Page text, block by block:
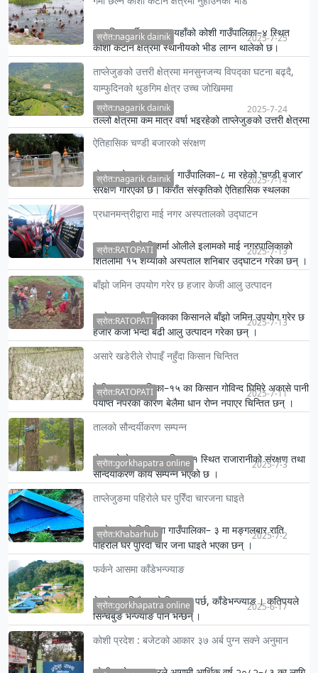
अत्यधिक गर्मीका कारण यहाँको कोशी गाउँपालिका–४ स्थित
कोशी कटान क्षेत्रमा स्थानीयको भीड लाग्न थालेको छ।
स्रोत:nagarik dainik 2025-7-25
ताप्लेजुङको उत्तरी क्षेत्रमा मनसुनजन्य विपद्का घटना बढ्दै,
याम्फुदिनको थुङगिम क्षेत्र उच्च जोखिममा
तल्लो क्षेत्रमा कम मात्र वर्षा भइरहेको ताप्लेजुङको उत्तरी क्षेत्रमा
मनसुनजन्य विपद्का घटना बढ्दै गएका छन्।
स्रोत:nagarik dainik 2025-7-24
ऐतिहासिक चण्डी बजारको संरक्षण
भोजपुरको रामप्रसादराई गाउँपालिका–८ मा रहेको ‘चण्डी बजार’
संरक्षण गरिएको छ। किराँत संस्कृतिको ऐतिहासिक स्थलका
स्रोत:nagarik dainik 2025-7-14
प्रधानमन्त्रीद्वारा माई नगर अस्पतालको उद्घाटन
प्रधानमन्त्री केपी शर्मा ओलीले इलामको माई नगरपालिकाको
शितलीमा १५ शय्याको अस्पताल शनिबार उद्घाटन गरेका छन् ।
स्रोत:RATOPATI 2025-7-13
बाँझो जमिन उपयोग गरेर छ हजार केजी आलु उत्पादन
जन्तेढुङ्गा गाउँपालिकाका किसानले बाँझो जमिन उपयोग गरेर छ
हजार केजी भन्दा बढी आलु उत्पादन गरेका छन् ।
स्रोत:RATOPATI 2025-7-13
असारे खडेरीले रोपाइँ नहुँदा किसान चिन्तित
मेचीनगर नगरपालिका–१५ का किसान गोविन्द घिमिरे अकासे पानी
पर्याप्त नपरेका कारण बेलैमा धान रोप्न नपाएर चिन्तित छन् ।
स्रोत:RATOPATI 2025-7-11
तालको सौन्दर्यीकरण सम्पन्न
मोरङको लेटाङ नगरपालिका–१ स्थित राजारानीको संरक्षण तथा
सौन्दर्यीकरण कार्य सम्पन्न भएको छ ।
स्रोत:gorkhapatra online 2025-7-3
ताप्लेजुङमा पहिरोले घर पुरिँदा चारजना घाइते
ताप्लेजुङको सिदिङ्वा गाउँपालिका– ३ मा मङ्गलबार राति
पहिरोले घर पुरिँदा चार जना घाइते भएका छन् ।
स्रोत:Khabarhub 2025-7-2
फर्कने आसमा काँडेभन्ज्याङ
तेल्लोक र सिकैचाको सिरानमा पर्छ, काँडेभन्ज्याङ । कतिपयले
सिन्चेबुङ भन्ज्याङ पनि भन्छन् ।
स्रोत:gorkhapatra online 2025-6-17
कोशी प्रदेश : बजेटको आकार ३७ अर्ब पुग्न सक्ने अनुमान